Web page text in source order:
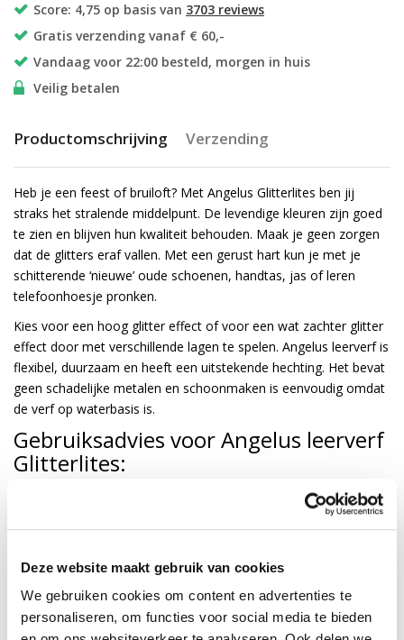
Deze website maakt gebruik van cookies
We gebruiken cookies om content en advertenties te
personaliseren, om functies voor social media te bieden
Score: 4,75 op basis van 3703 reviews
Gratis verzending vanaf € 60,-
Vandaag voor 22:00 besteld, morgen in huis
Veilig betalen
Productomschrijving
Heb je een feest of bruiloft? Met Angelus Glitterlites ben jij
straks het stralende middelpunt. De levendige kleuren zijn goed
te zien en blijven hun kwaliteit behouden. Maak je geen zorgen
dat de glitters eraf vallen. Met een gerust hart kun je met je
schitterende ‘nieuwe’ oude schoenen, handtas, jas of leren
telefoonhoesje pronken.
Kies voor een hoog glitter effect of voor een wat zachter glitter
effect door met verschillende lagen te spelen. Angelus leerverf is
flexibel, duurzaam en heeft een uitstekende hechting. Het bevat
geen schadelijke metalen en schoonmaken is eenvoudig omdat
de verf op waterbasis is.
Gebruiksadvies voor Angelus leerverf
Glitterlites:
Glitterlites is geen dekkende verf. Let er op dat je het leren item
eerst hebt voorbehandeld met Deglazer, daarna een onderlaag
in een vergelijkbare kleur aanbrengt en dan pas de Glitterlites
Roer goed voor gebruik.
Breng de Glitterlites aan met een kwast en strijk op en neer.
Verzending